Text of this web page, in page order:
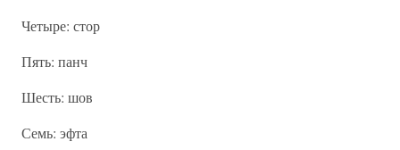
Четыре: стор
Пять: панч
Шесть: шов
Семь: эфта